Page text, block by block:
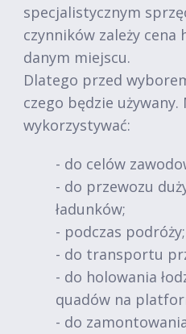
specjalistycznym
czynników zależy cena
danym miejscu.
Dlatego przed
czego będzie używany.
wykorzystywać:
- do celów
- do przewozu
ładunków;
- podczas podróży;
- do transportu
- do holowania
quadów na
- do